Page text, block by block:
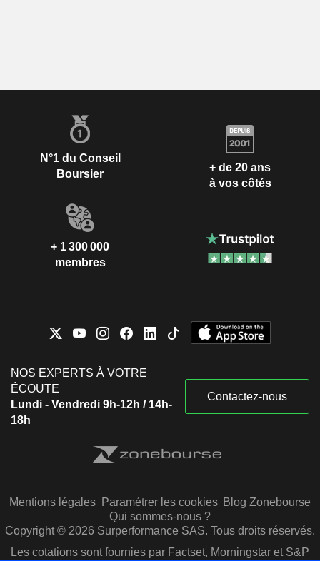
N°1 du Conseil
Boursier
+ de 20 ans
à vos côtés
+ 1 300 000
membres
NOS EXPERTS À VOTRE
ÉCOUTE
Lundi - Vendredi 9h-12h / 14h-
18h
Contactez-nous
Mentions légales Paramétrer les cookies Blog Zonebourse
Qui sommes-nous ?
Copyright © 2026 Surperformance SAS. Tous droits réservés.
Les cotations sont fournies par Factset, Morningstar et S&P